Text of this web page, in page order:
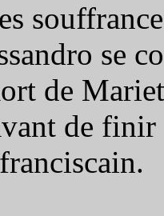
se
de
de finir